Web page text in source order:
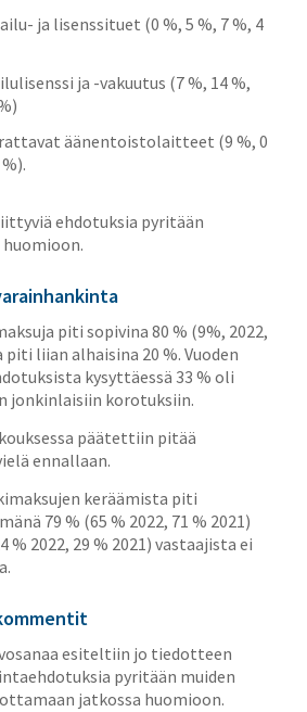
ja lisenssituet (0 %, 5 %, 7 %, 4
ja -vakuutus (7 %, 14 %,
äänentoistolaitteet (9 %, 0
ehdotuksia pyritään
piti sopivina 80 % (9%, 2022,
piti liian alhaisina 20 %. Vuoden
kysyttäessä 33 % oli
jonkinlaisiin korotuksiin.
päätettiin pitää
ennallaan.
keräämista piti
79 % (65 % 2022, 71 % 2021)
% 2022, 29 % 2021) vastaajista ei
esiteltiin jo tiedotteen
pyritään muiden
jatkossa huomioon.